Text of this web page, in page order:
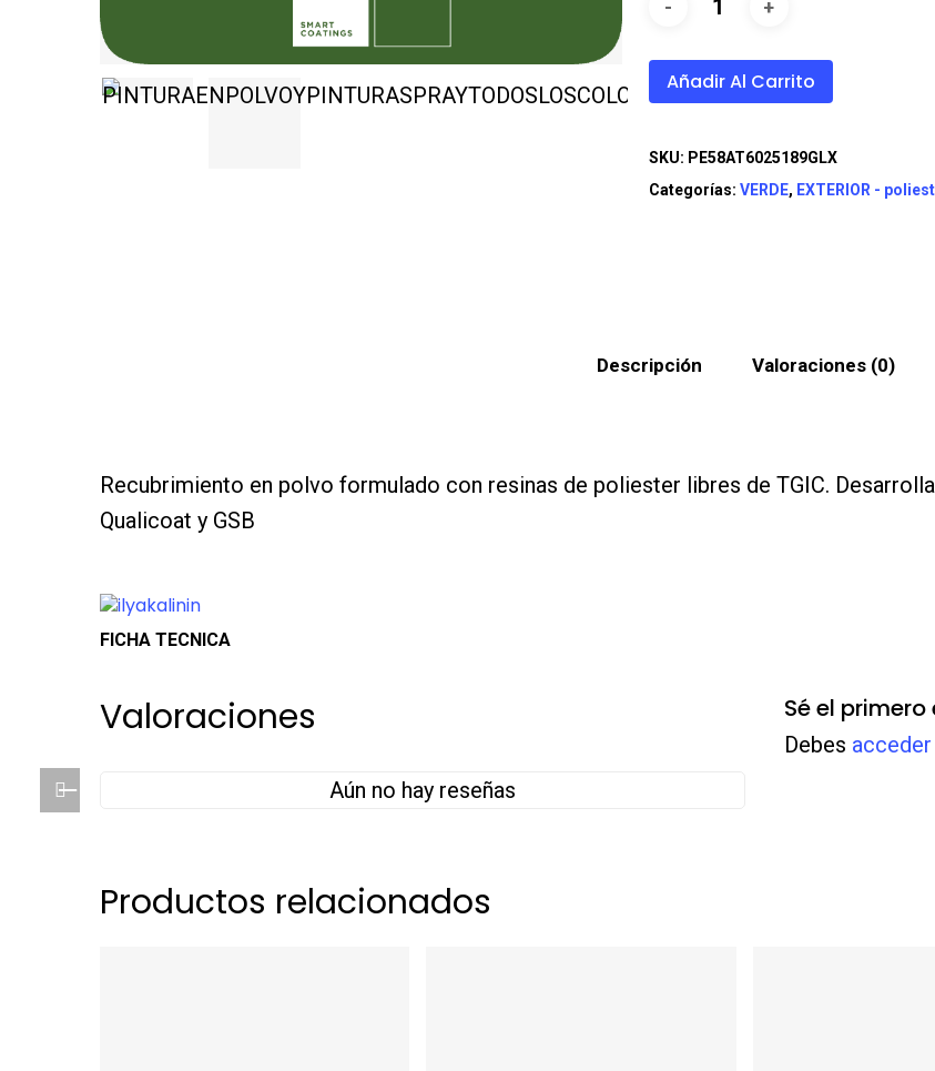
Añadir Al Carrito
SKU: PE58AT6025189GLX
Categorías: VERDE, EXTERIOR -
Descripción Valoraciones (0)
Recubrimiento en polvo formulado con resinas de poliester libres de TGIC.
Qualicoat y GSB
FICHA TECNICA
Valoraciones
Aún no hay reseñas
Sé el primero
Debes acceder
Productos relacionados